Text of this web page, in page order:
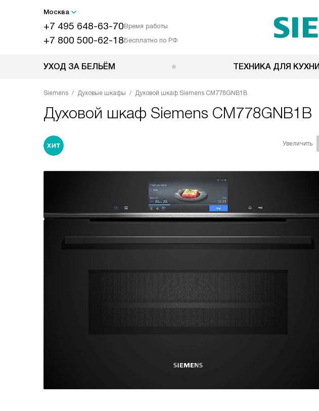
Москва
+7 495 648-63-70Время работы
+7 800 500-62-18Бесплатно по РФ
УХОД ЗА БЕЛЬЁМ ТЕХНИКА ДЛЯ КУХНИ
Siemens Духовые шкафы Духовой шкаф Siemens CM778GNB1B
Духовой шкаф Siemens CM778GNB1B